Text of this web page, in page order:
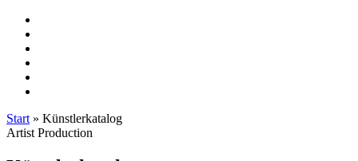
Start » Künstlerkatalog
Artist Production